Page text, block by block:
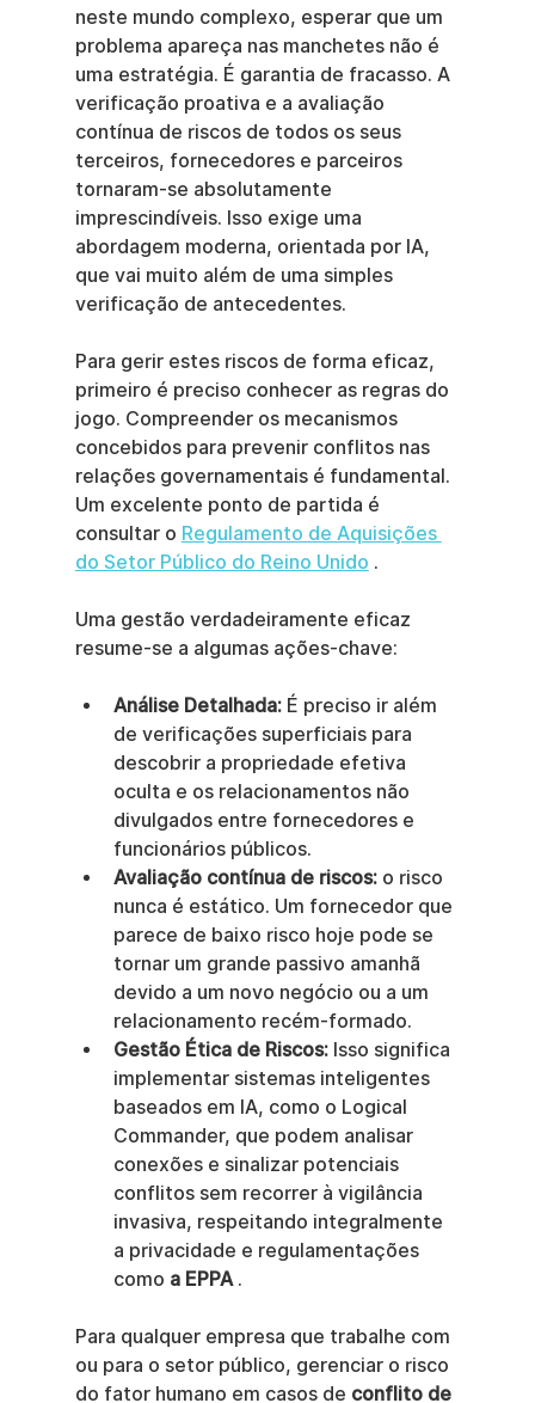
neste mundo complexo, esperar que um
problema apareça nas manchetes não é
uma estratégia. É garantia de fracasso. A
verificação proativa e a avaliação
contínua de riscos de todos os seus
terceiros, fornecedores e parceiros
tornaram-se absolutamente
imprescindíveis. Isso exige uma
abordagem moderna, orientada por IA,
que vai muito além de uma simples
verificação de antecedentes.
Para gerir estes riscos de forma eficaz,
primeiro é preciso conhecer as regras do
jogo. Compreender os mecanismos
concebidos para prevenir conflitos nas
relações governamentais é fundamental.
Um excelente ponto de partida é
consultar o Regulamento de Aquisições
do Setor Público do Reino Unido .
Uma gestão verdadeiramente eficaz
resume-se a algumas ações-chave:
Análise Detalhada: É preciso ir além
de verificações superficiais para
descobrir a propriedade efetiva
oculta e os relacionamentos não
divulgados entre fornecedores e
funcionários públicos.
Avaliação contínua de riscos: o risco
nunca é estático. Um fornecedor que
parece de baixo risco hoje pode se
tornar um grande passivo amanhã
devido a um novo negócio ou a um
relacionamento recém-formado.
Gestão Ética de Riscos: Isso significa
implementar sistemas inteligentes
baseados em IA, como o Logical
Commander, que podem analisar
conexões e sinalizar potenciais
conflitos sem recorrer à vigilância
invasiva, respeitando integralmente
a privacidade e regulamentações
como a EPPA .
Para qualquer empresa que trabalhe com
ou para o setor público, gerenciar o risco
do fator humano em casos de conflito de